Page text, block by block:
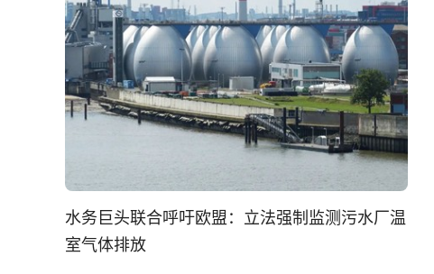
水务巨头联合呼吁欧盟：立法强制监测污水厂温
室气体排放